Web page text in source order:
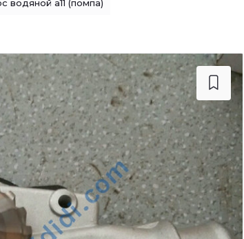
водяной a11 (помпа)